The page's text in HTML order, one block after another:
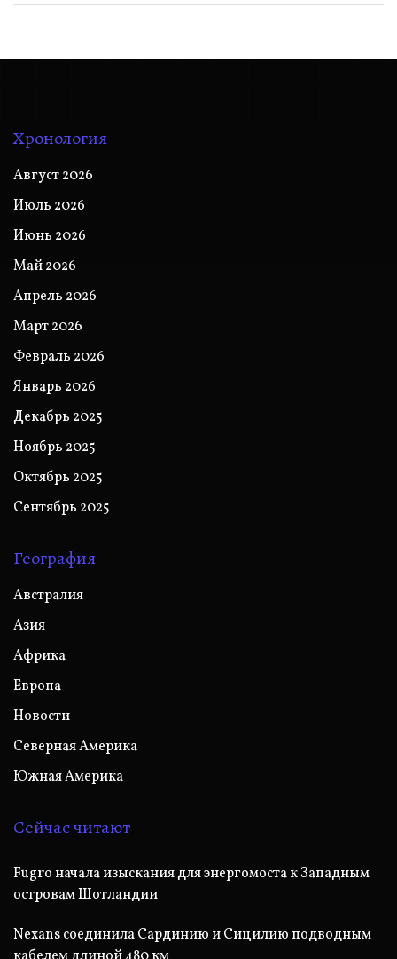
Хронология
Август 2026
Июль 2026
Июнь 2026
Май 2026
Апрель 2026
Март 2026
Февраль 2026
Январь 2026
Декабрь 2025
Ноябрь 2025
Октябрь 2025
Сентябрь 2025
География
Австралия
Азия
Африка
Европа
Новости
Северная Америка
Южная Америка
Сейчас читают
Fugro начала изыскания для энергомоста к Западным
островам Шотландии
Nexans соединила Сардинию и Сицилию подводным